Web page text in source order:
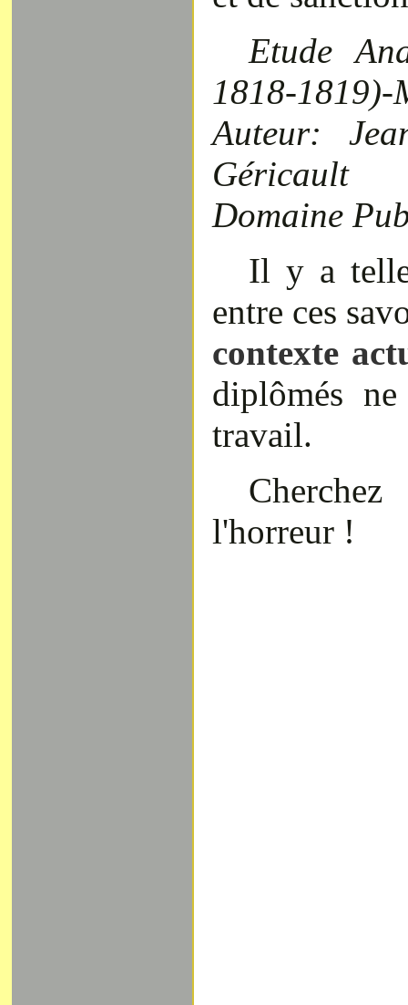
Etude
1818-
Auteur:
Géricault
Domaine
Il y a
entre ces
contexte
diplômés
travail.
l'horreur !